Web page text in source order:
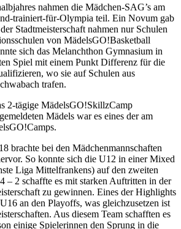
nahmen die Mädchen-SAG’s am
trainiert-für-Olympia teil. Ein Novum gab
Stadtmeisterschaft nahmen nur Schulen
von MädelsGO!Basketball
sich das Melanchthon Gymnasium in
Spiel mit einem Punkt Differenz für die
wo sie auf Schulen aus
trafen.
2-tägige MädelsGO!SkillzCamp
Mädels war es eines der am
brachte bei den Mädchenmannschaften
So konnte sich die U12 in einer Mixed
Liga Mittelfrankens) auf den zweiten
– 2 schaffte es mit starken Auftritten in der
zu gewinnen. Eines der Highlights
an den Playoffs, was gleichzusetzen ist
Aus diesem Team schafften es
einige Spielerinnen den Sprung in die